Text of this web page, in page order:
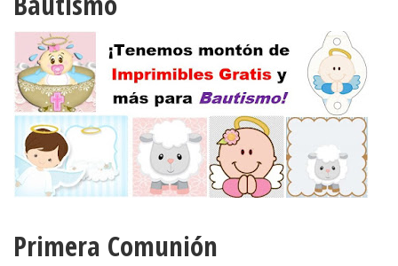
Primera Comunión